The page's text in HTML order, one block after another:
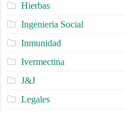
Hierbas
Ingenieria Social
Inmunidad
Ivermectina
J&J
Legales